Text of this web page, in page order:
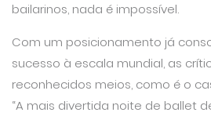
bailarinos, nada é impossível.
Com um posicionamento já
sucesso à escala mundial, as
reconhecidos meios, como é o
“A mais divertida noite de ballet